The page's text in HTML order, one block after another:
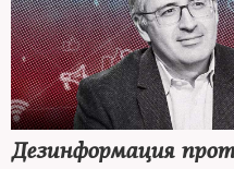
Дезинформация